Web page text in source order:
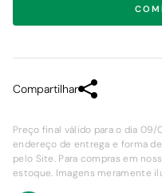
Compartilhar
Preço final válido para o dia
endereço de entrega e forma
pelo Site. Para compras em
estoque. Imagens meramente